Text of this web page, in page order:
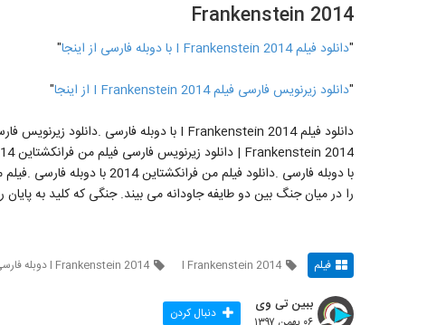
Frankenstein 2014
"دانلود فیلم I Frankenstein 2014 با دوبله فارسی از اینجا
"
"دانلود زیرنویس فارسی فیلم I Frankenstein 2014 از اینجا
"
با دوبله فارسی .دانلود فیلم من
را در میان جنگ بین دو طایفه جاودانه می بیند. جنگی که کلید به
فیلم I Frankenstein 2014 I Frankenstein 2014 دوبله فارسی
ببین تی وی دنبال کردن